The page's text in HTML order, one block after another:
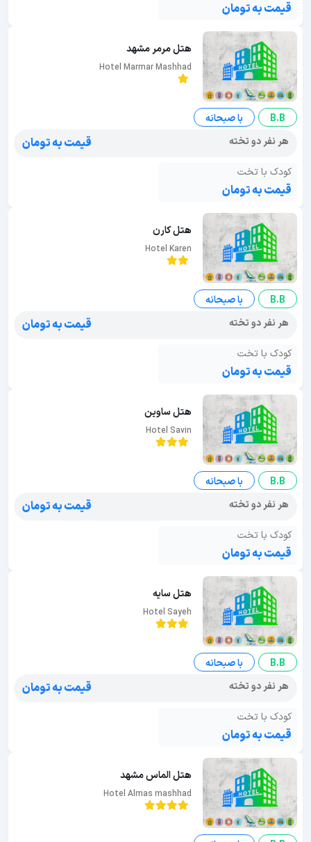
قیمت به تومان
هتل مرمر مشهد
Hotel Marmar Mashhad
B.B
با صبحانه
هر نفر دو تخته
قیمت به تومان
کودک با تخت
قیمت به تومان
هتل کارن
Hotel Karen
B.B
با صبحانه
هر نفر دو تخته
قیمت به تومان
کودک با تخت
قیمت به تومان
هتل ساوین
Hotel Savin
B.B
با صبحانه
هر نفر دو تخته
قیمت به تومان
کودک با تخت
قیمت به تومان
هتل سایه
Hotel Sayeh
B.B
با صبحانه
هر نفر دو تخته
قیمت به تومان
کودک با تخت
قیمت به تومان
هتل الماس مشهد
Hotel Almas mashhad